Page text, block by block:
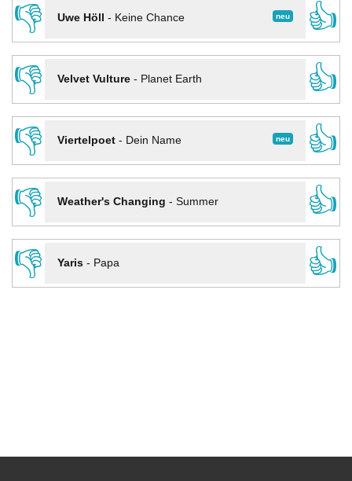
👎
neu
Uwe Höll - Keine Chance
👍
👎
Velvet Vulture- Planet Earth
👍
👎
neu
Viertelpoet- Dein Name
👍
👎
Weather's Changing - Summer
👍
👎
Yaris- Papa 👍